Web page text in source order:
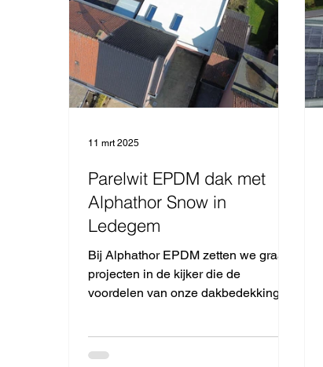
Parelwit EPDM dak met
Alphathor Snow in
Ledegem
Bij Alphathor EPDM zetten we graag
projecten in de kijker die de
voordelen van onze dakbedekking in
11 mrt 2025